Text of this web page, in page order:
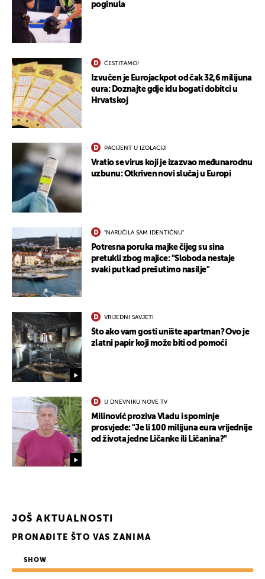
poginula
ČESTITAMO!
Izvučen je Eurojackpot od čak 32,6 milijuna
eura: Doznajte gdje idu bogati dobitci u
Hrvatskoj
PACIJENT U IZOLACIJI
Vratio se virus koji je izazvao međunarodnu
uzbunu: Otkriven novi slučaj u Europi
"NARUČILA SAM IDENTIČNU"
Potresna poruka majke čijeg su sina
pretukli zbog majice: "Sloboda nestaje
svaki put kad prešutimo nasilje"
VRIJEDNI SAVJETI
Što ako vam gosti unište apartman? Ovo je
zlatni papir koji može biti od pomoći
U DNEVNIKU NOVE TV
Milinović proziva Vladu i spominje
prosvjede: "Je li 100 milijuna eura vrijednije
od života jedne Ličanke ili Ličanina?"
JOŠ AKTUALNOSTI
PRONAĐITE ŠTO VAS ZANIMA
SHOW